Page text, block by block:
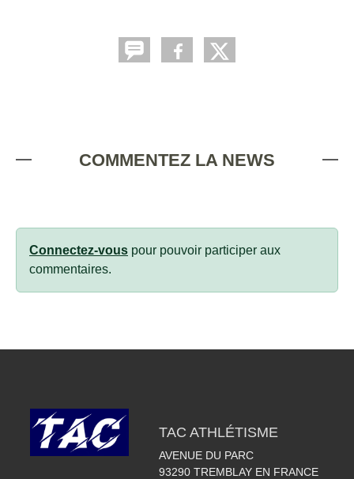
COMMENTEZ LA NEWS
Connectez-vous pour pouvoir participer aux
commentaires.
TAC ATHLÉTISME
AVENUE DU PARC
93290 TREMBLAY EN FRANCE